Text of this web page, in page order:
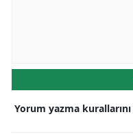
Yorum yazma kurallarını